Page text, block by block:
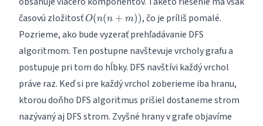
časovú zložitosťO(n(n+m))
O(n(n + m)), čo je príliš pomalé.
Pozrieme, ako bude vyzerať prehľadávanie DFS
algoritmom. Ten postupne navštevuje vrcholy grafu a
postupuje pri tom do hĺbky. DFS navštívi každý vrchol
práve raz. Keď si pre každý vrchol zoberieme iba hranu,
ktorou doňho DFS algoritmus prišiel dostaneme strom
nazývaný aj DFS strom. Zvyšné hrany v grafe objavíme